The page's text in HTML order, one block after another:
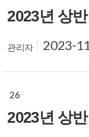
2023년 상
관리자 2023-
26
2023년 상